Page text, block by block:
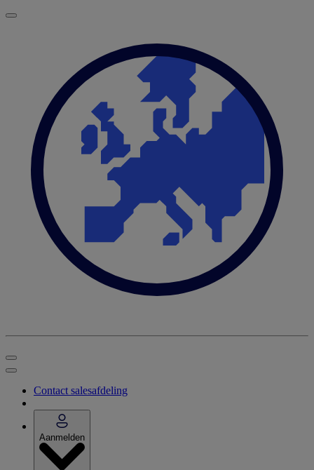
Contact salesafdeling
Aanmelden